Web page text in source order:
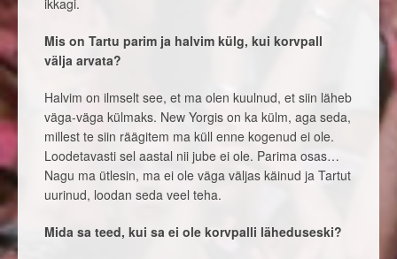
ikkagi.
Mis on Tartu parim ja halvim külg, kui korvpall
välja arvata?
Halvim on ilmselt see, et ma olen kuulnud, et siin läheb
väga-väga külmaks. New Yorgis on ka külm, aga seda,
millest te siin räägitem ma küll enne kogenud ei ole.
Loodetavasti sel aastal nii jube ei ole. Parima osas…
Nagu ma ütlesin, ma ei ole väga väljas käinud ja Tartut
uurinud, loodan seda veel teha.
Mida sa teed, kui sa ei ole korvpalli läheduseski?